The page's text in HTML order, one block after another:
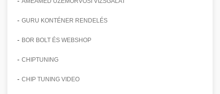
- GURU KONTÉNER RENDELÉS
- BOR BOLT ÉS WEBSHOP
- CHIPTUNING
- CHIP TUNING VIDEO